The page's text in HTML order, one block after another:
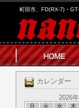
町田市、FD(RX-7)・
カレンダー
2026年
月
火 水 木